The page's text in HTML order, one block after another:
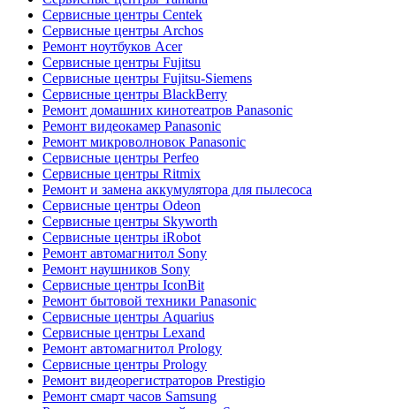
Сервисные центры Centek
Сервисные центры Archos
Ремонт ноутбуков Acer
Сервисные центры Fujitsu
Сервисные центры Fujitsu-Siemens
Сервисные центры BlackBerry
Ремонт домашних кинотеатров Panasonic
Ремонт видеокамер Panasonic
Ремонт микроволновок Panasonic
Сервисные центры Perfeo
Сервисные центры Ritmix
Ремонт и замена аккумулятора для пылесоса
Сервисные центры Odeon
Сервисные центры Skyworth
Сервисные центры iRobot
Ремонт автомагнитол Sony
Ремонт наушников Sony
Сервисные центры IconBit
Ремонт бытовой техники Panasonic
Сервисные центры Aquarius
Сервисные центры Lexand
Ремонт автомагнитол Prology
Сервисные центры Prology
Ремонт видеорегистраторов Prestigio
Ремонт смарт часов Samsung